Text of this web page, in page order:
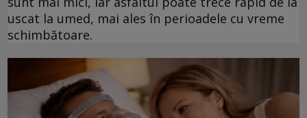
uscat la umed, mai ales în perioadele cu vreme
schimbătoare.